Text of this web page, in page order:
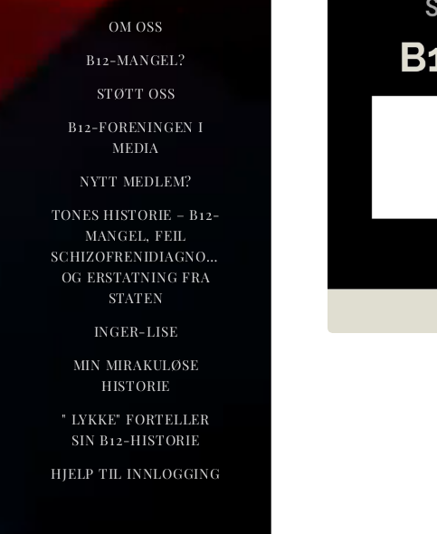
OM OSS
B12-MANGEL?
STØTT OSS
B12-FORENINGEN I
MEDIA
NYTT MEDLEM?
TONES HISTORIE – B12-
MANGEL, FEIL
SCHIZOFRENIDIAGNOSE
OG ERSTATNING FRA
STATEN
INGER-LISE
MIN MIRAKULØSE
HISTORIE
" LYKKE" FORTELLER
SIN B12-HISTORIE
HJELP TIL INNLOGGING